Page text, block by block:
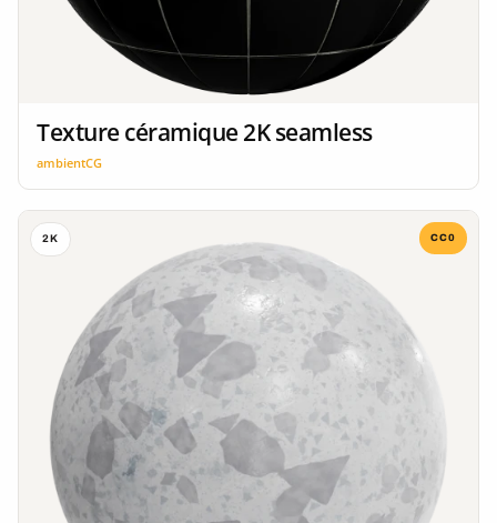
Texture céramique 2K seamless
ambientCG
2K CC0